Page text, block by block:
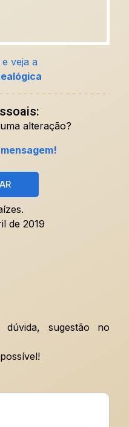
veja a
alteração?
de 2019
dúvida, sugestão no